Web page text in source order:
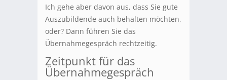
Ich gehe aber davon aus, dass Sie gute
Auszubildende auch behalten möchten,
oder? Dann führen Sie das
Übernahmegespräch rechtzeitig.
Zeitpunkt für das
Übernahmegespräch